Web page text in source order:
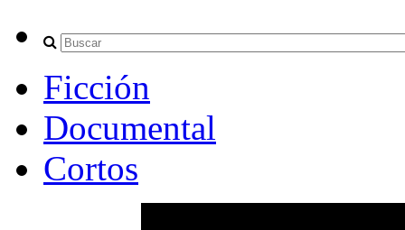
Ficción
Documental
Cortos